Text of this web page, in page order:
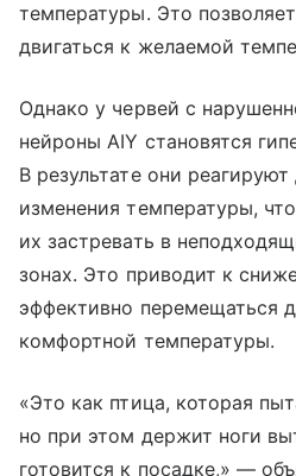
температуры. Это
двигаться к желаемой
Однако у червей с
нейроны AIY становятся
В результате они
изменения температуры,
их застревать в
зонах. Это приводит к
эффективно перемещаться
комфортной температуры.
«Это как птица, которая
но при этом держит ноги
готовится к посадке,» —